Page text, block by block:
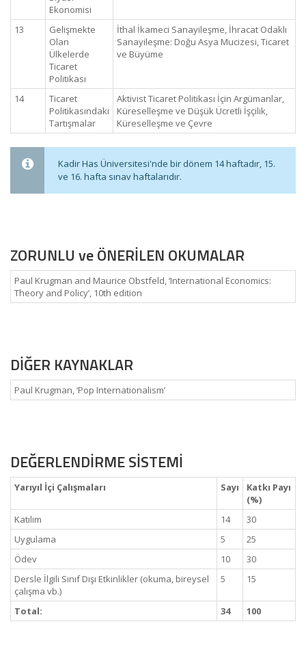
Ekonomisi
13
Gelişmekte
Olan
Ülkelerde
Ticaret
Politikası
İthal İkameci Sanayileşme, İhracat Odaklı
Sanayileşme: Doğu Asya Mucizesi, Ticaret
ve Büyüme
14
Ticaret
Politikasındaki
Tartışmalar
Aktivist Ticaret Politikası İçin Argümanlar,
Küreselleşme ve Düşük Ücretli İşçilik,
Küreselleşme ve Çevre
Kadir Has Üniversitesi'nde bir dönem 14 haftadır, 15.
ve 16. hafta sınav haftalarıdır.
ZORUNLU ve ÖNERİLEN OKUMALAR
Paul Krugman and Maurice Obstfeld, ‘International Economics:
Theory and Policy’, 10th edition
DİĞER KAYNAKLAR
Paul Krugman, ‘Pop Internationalism’
DEĞERLENDİRME SİSTEMİ
Yarıyıl İçi Çalışmaları Sayı
Katkı Payı
(%)
Katılım
14
30
Uygulama
5
25
Ödev
10
30
Dersle İlgili Sınıf Dışı Etkinlikler (okuma, bireysel
çalışma vb.)
5 15
Total: 34 100